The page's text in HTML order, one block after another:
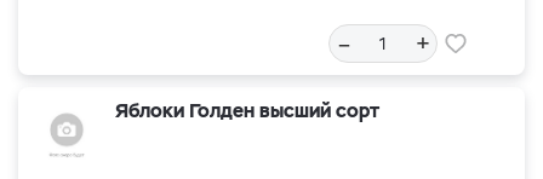
– +
Яблоки Голден высший сорт